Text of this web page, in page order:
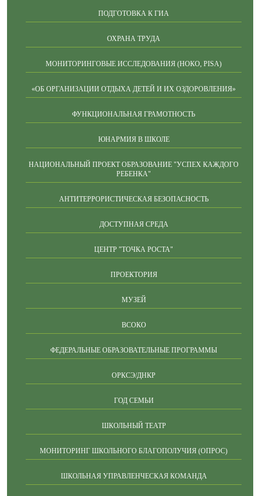
ПОДГОТОВКА К ГИА
ОХРАНА ТРУДА
МОНИТОРИНГОВЫЕ ИССЛЕДОВАНИЯ (НОКО, PISA)
«ОБ ОРГАНИЗАЦИИ ОТДЫХА ДЕТЕЙ И ИХ ОЗДОРОВЛЕНИЯ»
ФУНКЦИОНАЛЬНАЯ ГРАМОТНОСТЬ
ЮНАРМИЯ В ШКОЛЕ
НАЦИОНАЛЬНЫЙ ПРОЕКТ ОБРАЗОВАНИЕ "УСПЕХ КАЖДОГО
РЕБЕНКА"
АНТИТЕРРОРИСТИЧЕСКАЯ БЕЗОПАСНОСТЬ
ДОСТУПНАЯ СРЕДА
ЦЕНТР "ТОЧКА РОСТА"
ПРОЕКТОРИЯ
МУЗЕЙ
ВСОКО
ФЕДЕРАЛЬНЫЕ ОБРАЗОВАТЕЛЬНЫЕ ПРОГРАММЫ
ОРКСЭ/ДНКР
ГОД СЕМЬИ
ШКОЛЬНЫЙ ТЕАТР
МОНИТОРИНГ ШКОЛЬНОГО БЛАГОПОЛУЧИЯ (ОПРОС)
ШКОЛЬНАЯ УПРАВЛЕНЧЕСКАЯ КОМАНДА